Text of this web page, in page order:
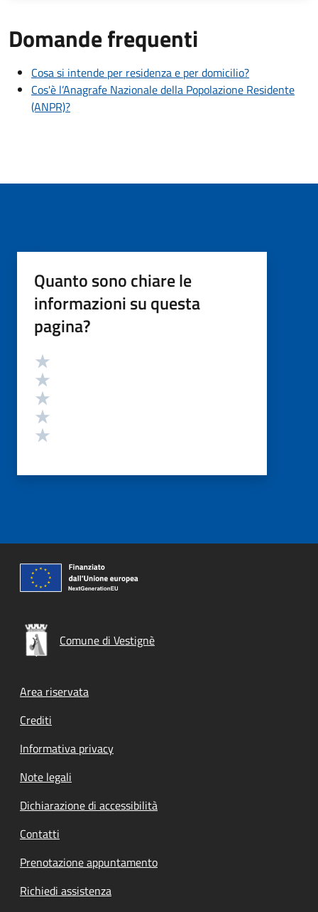
Domande frequenti
Cosa si intende per residenza e per domicilio?
Cos'è l’Anagrafe Nazionale della Popolazione Residente
(ANPR)?
Quanto sono chiare le
informazioni su questa
pagina?
Valutazione
Comune di Vestignè
Footer menu
Area riservata
Crediti
Informativa privacy
Note legali
Dichiarazione di accessibilità
Contatti
Prenotazione appuntamento
Richiedi assistenza